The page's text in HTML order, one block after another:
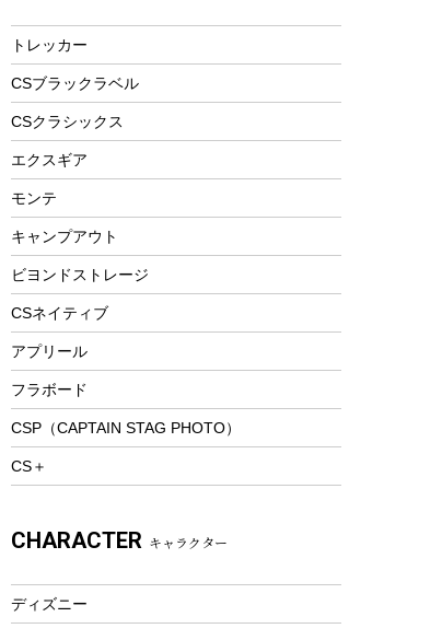
フードボトル
コーヒー&ミル
トレー
ランチョンマット
ランチボックス
ピクニックセット
ツール、他
アクセサリー
自転車ウェア
フローティングベスト
ヘルメット
エアーポンプ
ウィンター
防寒ウェア
ツール&アクセサリー
トレッキング
トレッキングステッキ
トレッキングアクセサリー
プレイグッズ
ウェルネス
フィットネス
アクセサリー
トレッカー
CSブラックラベル
CSクラシックス
エクスギア
モンテ
キャンプアウト
ビヨンドストレージ
CSネイティブ
アプリール
フラボード
CSP（CAPTAIN STAG PHOTO）
CS＋
CHARACTER キャラクター
ディズニー